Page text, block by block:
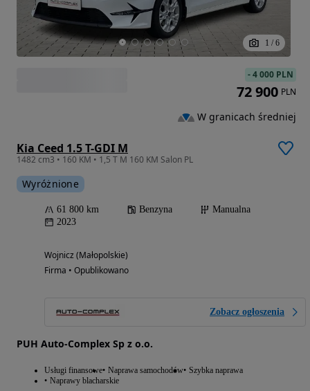
1 / 6
Kia Ceed 1.5 T-GDI M
1482 cm3 • 160 KM • 1,5 T M 160 KM Salon PL
Wyróżnione
61 800 km Benzyna
Manualna
2023
Wojnicz (Małopolskie)
Firma • Opublikowano
Zobacz ogłoszenia
PUH Auto-Complex Sp z o.o.
Usługi finansowe Naprawa samochodów Szybka naprawa
Naprawy blacharskie
-4 000 PLN
72 900 PLN
W granicach średniej